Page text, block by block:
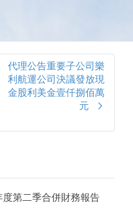
代理公告重要子公司樂
利航運公司決議發放現
金股利美金壹仟捌佰萬
元
度第二季合併財務報告